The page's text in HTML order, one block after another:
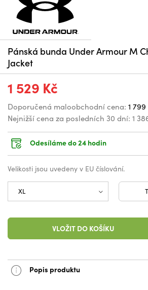
Pánská bunda Under Armour M
Jacket
1 529 Kč
Doporučená maloobchodní cena: 1 799
Nejnižší cena za posledních 30 dní: 1
Odesíláme do 24 hodin
Velikosti jsou uvedeny v EU číslování.
VLOŽIT DO KOŠÍKU
Popis produktu